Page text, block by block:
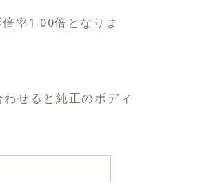
率1.00倍となりま
せると純正のボディ